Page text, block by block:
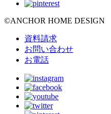
©ANCHOR HOME DESIGN
資料請求
お問い合わせ
お電話